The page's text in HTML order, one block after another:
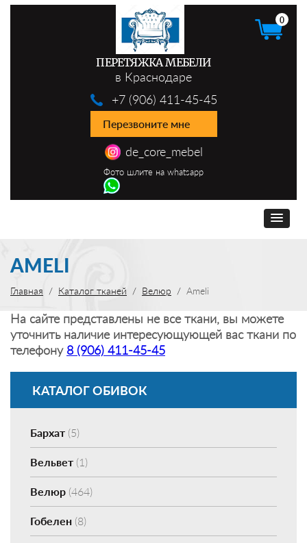
ПЕРЕТЯЖКА МЕБЕЛИ
в Краснодаре
de_core_mebel
Фото шлите на whatsapp
+7 (906) 411-45-45
Перезвоните мне
0
AMELI
Главная Каталог тканей Велюр Ameli
На сайте представлены не все ткани, вы можете
уточнить наличие интересующующей вас ткани по
телефону 8 (906) 411-45-45
КАТАЛОГ ОБИВОК
Бархат (5)
Вельвет (1)
Велюр (464)
Гобелен (8)